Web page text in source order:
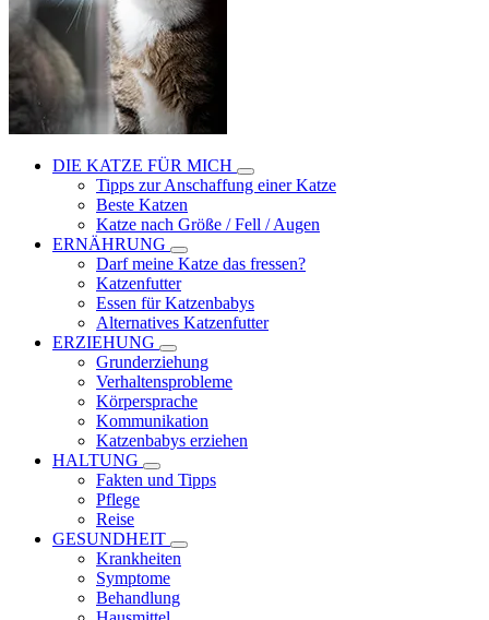
DIE KATZE FÜR MICH
Tipps zur Anschaffung einer Katze
Beste Katzen
Katze nach Größe / Fell / Augen
ERNÄHRUNG
Darf meine Katze das fressen?
Katzenfutter
Essen für Katzenbabys
Alternatives Katzenfutter
ERZIEHUNG
Grunderziehung
Verhaltensprobleme
Körpersprache
Kommunikation
Katzenbabys erziehen
HALTUNG
Fakten und Tipps
Pflege
Reise
GESUNDHEIT
Krankheiten
Symptome
Behandlung